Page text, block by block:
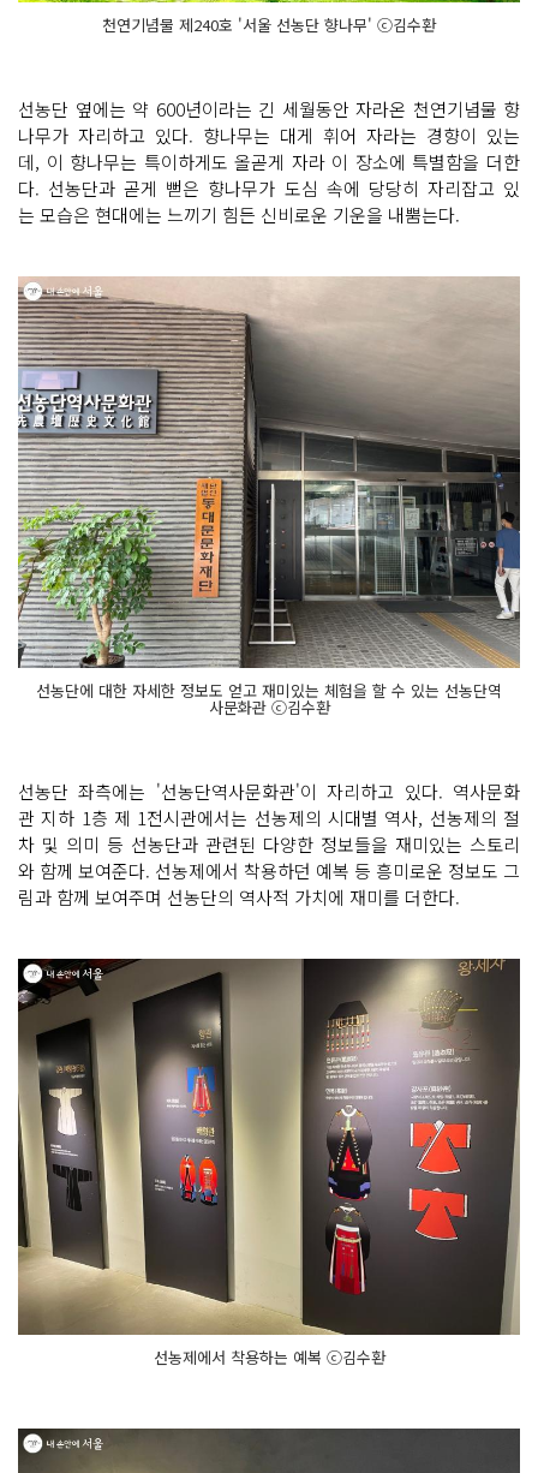
천연기념물 제240호 '서울 선농단 향나무' ⓒ김수환
선농단 옆에는 약 600년이라는 긴 세월동안 자라온 천연기념물 향
나무가 자리하고 있다. 향나무는 대게 휘어 자라는 경향이 있는
데, 이 향나무는 특이하게도 올곧게 자라 이 장소에 특별함을 더한
다. 선농단과 곧게 뻗은 향나무가 도심 속에 당당히 자리잡고 있
는 모습은 현대에는 느끼기 힘든 신비로운 기운을 내뿜는다.
선농단에 대한 자세한 정보도 얻고 재미있는 체험을 할 수 있는 선농단역
사문화관 ⓒ김수환
선농단 좌측에는 '선농단역사문화관'이 자리하고 있다. 역사문화
관 지하 1층 제 1전시관에서는 선농제의 시대별 역사, 선농제의 절
차 및 의미 등 선농단과 관련된 다양한 정보들을 재미있는 스토리
와 함께 보여준다. 선농제에서 착용하던 예복 등 흥미로운 정보도 그
림과 함께 보여주며 선농단의 역사적 가치에 재미를 더한다.
선농제에서 착용하는 예복 ⓒ김수환